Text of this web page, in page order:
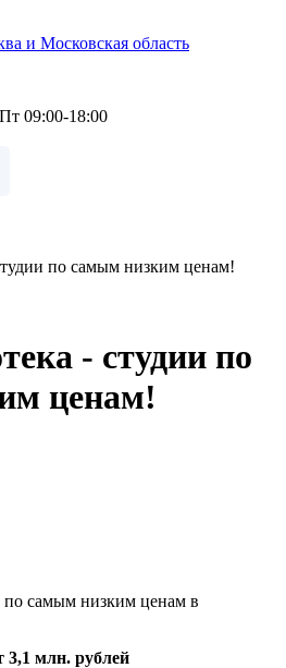
и Московская область
09:00-18:00
по самым низким ценам!
- студии по
ценам!
по самым низким ценам в
3,1 млн. рублей